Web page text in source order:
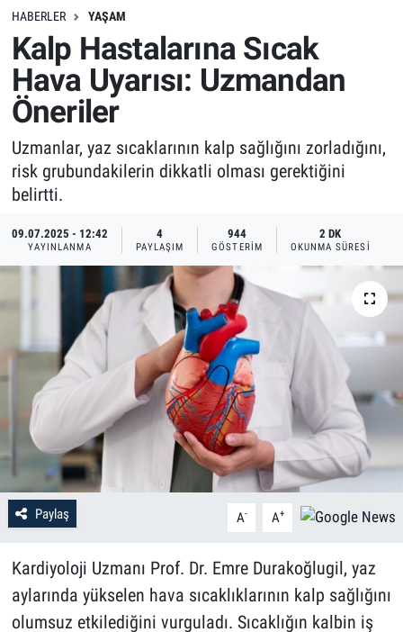
HABERLER YAŞAM
Kalp Hastalarına Sıcak
Hava Uyarısı: Uzmandan
Öneriler
Uzmanlar, yaz sıcaklarının kalp sağlığını zorladığını,
risk grubundakilerin dikkatli olması gerektiğini
belirtti.
09.07.2025 - 12:42
YAYINLANMA
4
PAYLAŞIM
944
GÖSTERIM
2 DK
OKUNMA SÜRESI
Paylaş A- A+
Kardiyoloji Uzmanı Prof. Dr. Emre Durakoğlugil, yaz
aylarında yükselen hava sıcaklıklarının kalp sağlığını
olumsuz etkilediğini vurguladı. Sıcaklığın kalbin iş